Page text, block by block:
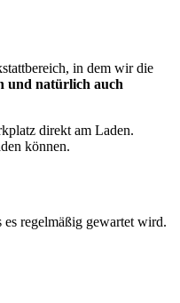
in dem wir die
und natürlich auch
direkt am Laden.
können.
regelmäßig gewartet wird.